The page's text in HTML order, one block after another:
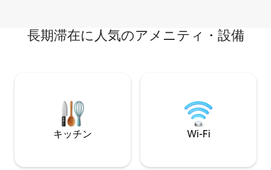
長期滞在に人気のアメニティ・設備
キッチン Wi-Fi